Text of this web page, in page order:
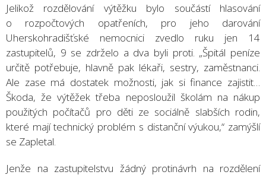
Jelikož rozdělování výtěžku bylo součástí hlasování
o rozpočtových opatřeních, pro jeho darování
Uherskohradišťské nemocnici zvedlo ruku jen 14
zastupitelů, 9 se zdrželo a dva byli proti. „Špitál peníze
určitě potřebuje, hlavně pak lékaři, sestry, zaměstnanci.
Ale zase má dostatek možnosti, jak si finance zajistit…
Škoda, že výtěžek třeba neposloužil školám na nákup
použitých počítačů pro děti ze sociálně slabších rodin,
které mají technický problém s distanční výukou,“ zamýšlí
se Zapletal.
Jenže na zastupitelstvu žádný protinávrh na rozdělení